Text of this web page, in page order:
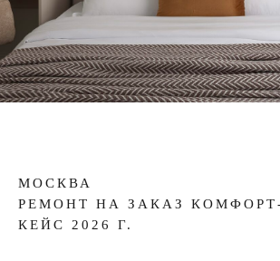
МОСКВА
РЕМОНТ НА ЗАКАЗ
КЕЙС 2026 Г.